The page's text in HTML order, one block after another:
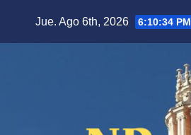
Jue. Ago 6th, 2026 6:10:35 PM